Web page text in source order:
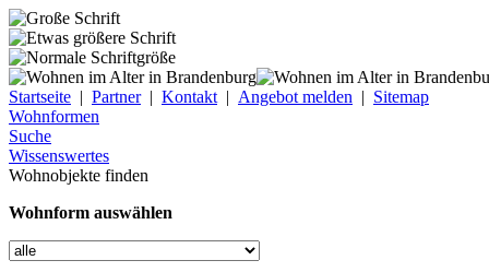
Startseite | Partner| Kontakt | Angebot melden | Sitemap
Wohnformen
Suche
Wissenswertes
Wohnobjekte finden
Wohnform auswählen